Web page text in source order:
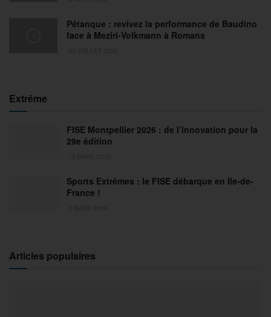
Pétanque : revivez la performance de Baudino
face à Meziri-Volkmann à Romans
Extrême
FISE Montpellier 2026 : de l’innovation pour la
29e édition
Sports Extrêmes : le FISE débarque en Ile-de-
France !
Articles populaires